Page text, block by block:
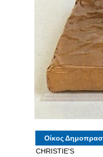
Οίκος
CHRISTIE'S